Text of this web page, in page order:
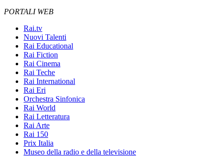
PORTALI WEB
Rai.tv
Nuovi Talenti
Rai Educational
Rai Fiction
Rai Cinema
Rai Teche
Rai International
Rai Eri
Orchestra Sinfonica
Rai World
Rai Letteratura
Rai Arte
Rai 150
Prix Italia
Museo della radio e della televisione